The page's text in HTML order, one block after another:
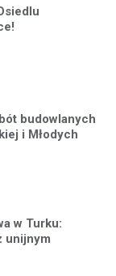
budowlanych
i Młodych
w Turku:
unijnym